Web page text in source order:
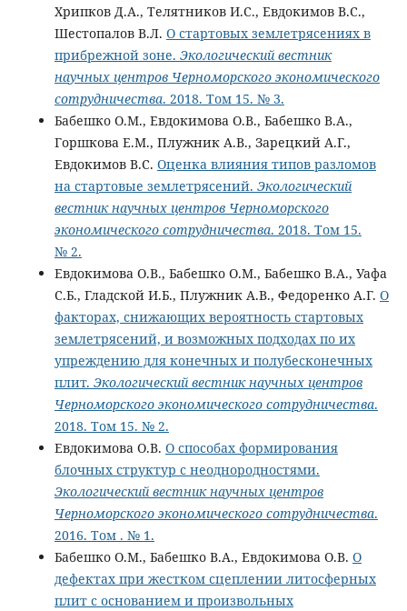
Хрипков Д.А., Телятников И.С., Евдокимов В.С.,
Шестопалов В.Л. О стартовых землетрясениях в
прибрежной зоне. Экологический вестник
научных центров Черноморского экономического
сотрудничества. 2018. Том 15. № 3.
Бабешко О.М., Евдокимова О.В., Бабешко В.А.,
Горшкова Е.М., Плужник А.В., Зарецкий А.Г.,
Евдокимов В.С. Оценка влияния типов разломов
на стартовые землетрясений. Экологический
вестник научных центров Черноморского
экономического сотрудничества. 2018. Том 15.
№ 2.
Евдокимова О.В., Бабешко О.М., Бабешко В.А., Уафа
С.Б., Гладской И.Б., Плужник А.В., Федоренко А.Г. О
факторах, снижающих вероятность стартовых
землетрясений, и возможных подходах по их
упреждению для конечных и полубесконечных
плит. Экологический вестник научных центров
Черноморского экономического сотрудничества.
2018. Том 15. № 2.
Евдокимова О.В. О способах формирования
блочных структур с неоднородностями.
Экологический вестник научных центров
Черноморского экономического сотрудничества.
2016. Том . № 1.
Бабешко О.М., Бабешко В.А., Евдокимова О.В. О
дефектах при жестком сцеплении литосферных
плит с основанием и произвольных